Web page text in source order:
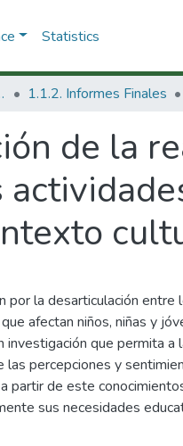
Statistics
1.1.2. Informes Finales
de la
por la desarticulación
afectan niños, niñas y
investigación que permita
las percepciones y
partir de este
sus necesidades